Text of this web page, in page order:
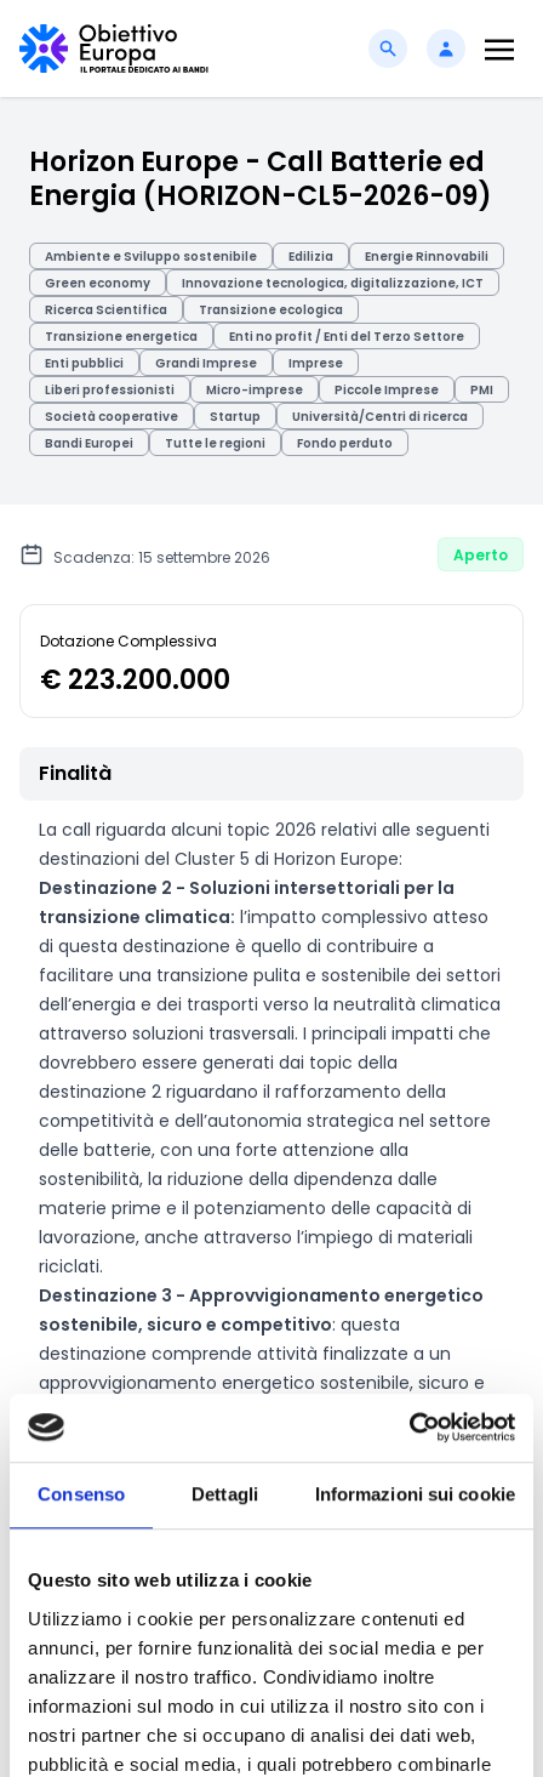
Consenso Dettagli Informazioni sui cookie
Questo sito web utilizza i cookie
Utilizziamo i cookie per personalizzare contenuti ed
annunci, per fornire funzionalità dei social media e per
analizzare il nostro traffico. Condividiamo inoltre
informazioni sul modo in cui utilizza il nostro sito con i
nostri partner che si occupano di analisi dei dati web,
pubblicità e social media, i quali potrebbero combinarle
Horizon Europe - Call Batterie ed
Energia (HORIZON-CL5-2026-09)
Ambiente e Sviluppo sostenibile Edilizia
Energie Rinnovabili
Green economy
Innovazione tecnologica, digitalizzazione, ICT
Ricerca Scientifica
Transizione ecologica
Transizione energetica
Enti no profit / Enti del Terzo Settore
Enti pubblici
Grandi Imprese
Imprese
Liberi professionisti
Micro-imprese Piccole Imprese
PMI
Società cooperative
Startup
Università/Centri di ricerca
Bandi Europei
Tutte le regioni Fondo perduto
Scadenza: 15 settembre 2026 Aperto
Dotazione Complessiva
€ 223.200.000
Finalità
La call riguarda alcuni topic 2026 relativi alle seguenti
destinazioni del Cluster 5 di Horizon Europe:
Destinazione 2 - Soluzioni intersettoriali per la
transizione climatica: l’impatto complessivo atteso
di questa destinazione è quello di contribuire a
facilitare una transizione pulita e sostenibile dei settori
dell’energia e dei trasporti verso la neutralità climatica
attraverso soluzioni trasversali. I principali impatti che
dovrebbero essere generati dai topic della
destinazione 2 riguardano il rafforzamento della
competitività e dell’autonomia strategica nel settore
delle batterie, con una forte attenzione alla
sostenibilità, la riduzione della dipendenza dalle
materie prime e il potenziamento delle capacità di
lavorazione, anche attraverso l’impiego di materiali
riciclati.
Destinazione 3 - Approvvigionamento energetico
sostenibile, sicuro e competitivo: questa
destinazione comprende attività finalizzate a un
approvvigionamento energetico sostenibile, sicuro e
competitivo. In linea con l’ambito del Cluster 5, essa
include attività nei settori delle energie rinnovabili, dei
sistemi energetici, delle reti e dell’accumulo, nonché
della cattura, utilizzo e stoccaggio del carbonio
(CCUS).
inclusivo dell’energia:questa destinazione è rivolta al
lato della domanda energetica, in particolare a un uso
più efficiente dell’energia negli edifici e nell’industria.
Contribuisce alle attività del Piano strategico per le
tecnologie energetiche (SET Plan) e dei relativi gruppi
di lavoro per l’attuazione. In linea con il Piano
strategico, l’impatto complessivo atteso della